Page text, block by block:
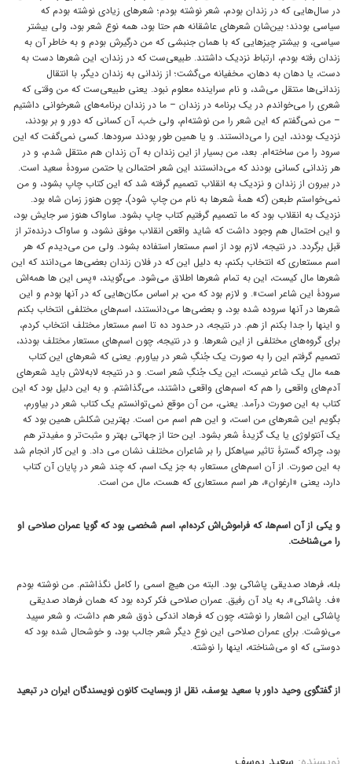
در سال‌هایی که در زندان بودم، شعر نوشته بودم؛ شعرهای زیادی نوشته بودم که
سیاسی بودند؛ بین‌شان شعرهای عاشقانه هم حتا بود، همه نوع شعر بود، ولی بیشتر
سیاسی، و بیشتر چیزهایی که با همان جنبشی که من درگیرش بودم و به خاطر آن به
زندان رفته بودم، ارتباط نزدیک داشتند. طبیعی‌ست که در زندان، این شعرها دست به
دست، یا دهان به دهان، مخفیانه می‌گشت؛ از زندانی به زندان دیگر، با انتقال
زندانی‌ها منتقل می‌شد، و نام سراینده معلوم نبود. یعنی طبیعی‌ست که من وقتی که
شعری را می‌خواندم در یک برنامه در زندان – ما در زندان برنامه‌های شعرخوانی داشتیم
– من نمی‌گفتم که این شعر را من نوشته‌ام، ولی خب، آن کسانی که دور و بر بودند،
نزدیک بودند، این را می‌دانستند. و یا همین طور بودند سرودها. کسی نمی‌گفت که این
سرود را من ساخته‌ام. بعد، من بسیار از این زندان به آن زندان هم منتقل شدم، و در
هر زندانی کسانی بودند که می‌دانستند این شعر احتمالن یا حتمن سرودۀ سعید است.
در بیرون از زندان و نزدیک به انقلاب تصمیم گرفته شد که این کتاب چاپ بشود، و من
نمی‌خواستم طبعن (که همۀ شعرها به نام من چاپ شود)، چون هنوز زمان شاه بود.
نزدیک به انقلاب بود که ما تصمیم گرفتیم کتاب چاپ بشود. ساواک هنوز سر جایش بود،
و این احتمال هم وجود داشت که شاید واقعن انقلاب موفق نشود، و ساواک درنده‌تر از
قبل برگردد. در نتیجه، لازم بود از اسم مستعار استفاده بشود. ولی من می‌دیدم که هر
اسم مستعاری که انتخاب بکنم، به دلیل این که در فلان زندان بعضی‌ها می‌دانند که این
شعرها مال کیست، این به تمام شعرها اطلاق می‌شود. می‌گویند، «پس این ها همه‌اش
سرودۀ این شاعر است». و لازم بود که من، بر اساس مکان‌هایی که در آنها بودم و این
شعرها در آنها سروده شده بود، و بعضی‌ها می‌دانستند، اسم‌های مختلفی انتخاب بکنم
و اینها را جدا بکنم از هم. در نتیجه، در حدود ده تا اسم مستعار مختلف انتخاب کردم،
برای گروه‌های مختلفی از این شعرها. و در نتیجه، چون اسم‌های مستعار مختلف بودند،
تصمیم گرفتم این را به صورت یک جُنگِ شعر در بیاورم. یعنی که شعرهای این کتاب
همه مال یک شاعر نیست، این یک جُنگِ شعر است. و در نتیجه لابه‌لاش باید شعرهای
آدم‌های واقعی را هم که اسم‌های واقعی داشتند، می‌گذاشتم. و به این دلیل بود که این
کتاب به این صورت درآمد. یعنی، من آن موقع نمی‌توانستم یک کتاب شعر در بیاورم،
بگویم این شعرهای من است، و این هم اسم من است. بهترین شکلش همین بود که
یک آنتولوژی یا یک گزیدۀ شعر بشود. این حتا از جهاتی بهتر و مثبت‌تر و مفیدتر هم
بود، چراکه گسترۀ تاثیر سیاهکل را بر شاعران مختلف نشان می داد. و این کار انجام شد
به این صورت. از آن اسم‌های مستعار، به جز یک اسم، که چند شعر در پایان آن کتاب
دارد، یعنی «ارغوان»، هر اسم مستعاری که هست، مال من است.
و یکی از آن اسم‌ها، که فراموش‌اش کرده‌ام، اسم شخصی بود که گویا عمران صلاحی او
را می‌شناخت.
بله، فرهاد صدیقی پاشاکی بود. البته من هیچ اسمی را کامل نگذاشتم. من نوشته بودم
«ف. پاشاکی»، به یاد آن رفیق. عمران صلاحی فکر کرده بود که همان فرهاد صدیقی
پاشاکی این اشعار را نوشته، چون که فرهاد اندکی ذوق شعر هم داشت، و شعر سپید
می‌نوشت. برای عمران صلاحی این نوعِ دیگر شعر جالب بود، و خوشحال شده بود که
دوستی که او می‌شناخته، اینها را نوشته.
از گفتگوی وحید داور با سعید یوسف، نقل از وبسایت کانون نویسندگان ایران در تبعید